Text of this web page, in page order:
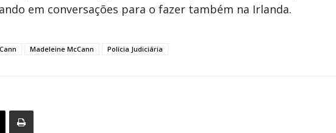
em conversações para o fazer também na Irlanda.
Madeleine McCann Polícia Judiciária